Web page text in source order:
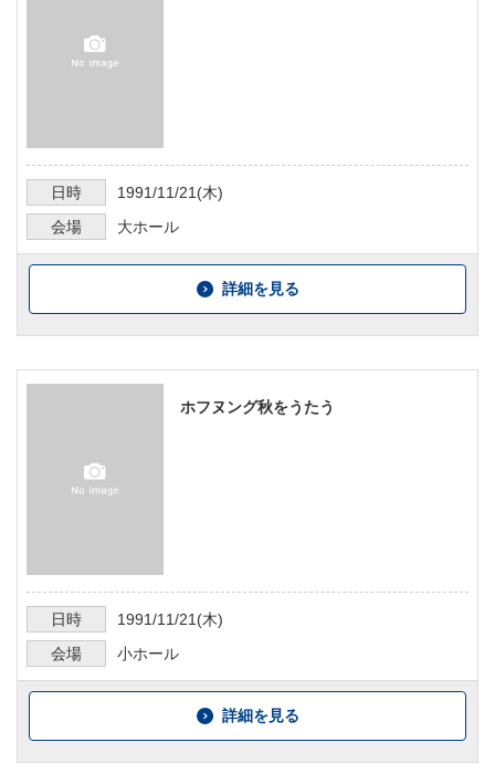
日時 1991/11/21 (木)
会場
大ホール
詳細を見る
ホフヌング秋をうたう
日時 1991/11/21(木)
会場
小ホール
詳細を見る